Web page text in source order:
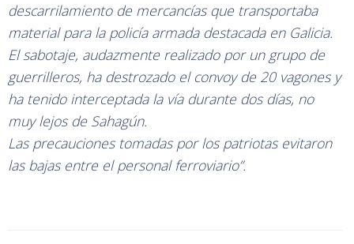
descarrilamiento de mercancías que transportaba
material para la policía armada destacada en Galicia.
El sabotaje, audazmente realizado por un grupo de
guerrilleros, ha destrozado el convoy de 20 vagones y
ha tenido interceptada la vía durante dos días, no
muy lejos de Sahagún.
Las precauciones tomadas por los patriotas evitaron
las bajas entre el personal ferroviario”.